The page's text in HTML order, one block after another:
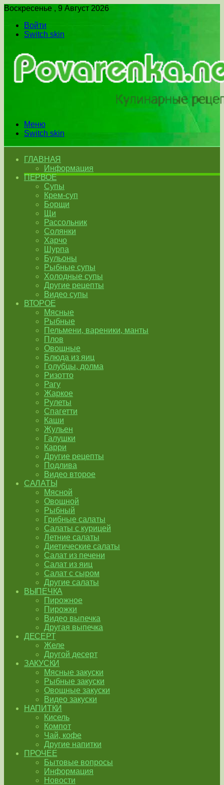
Воскресенье , 9 Август 2026
Войти
Switch skin
Меню
Switch skin
ГЛАВНАЯ
Информация
ПЕРВОЕ
Супы
Крем-суп
Борщи
Щи
Рассольник
Солянки
Харчо
Шурпа
Бульоны
Рыбные супы
Холодные супы
Другие рецепты
Видео супы
ВТОРОЕ
Мясные
Рыбные
Пельмени, вареники, манты
Плов
Овощные
Блюда из яиц
Голубцы, долма
Ризотто
Рагу
Жаркое
Рулеты
Спагетти
Каши
Жульен
Галушки
Карри
Другие рецепты
Подлива
Видео второе
САЛАТЫ
Мясной
Овощной
Рыбный
Грибные салаты
Салаты с курицей
Летние салаты
Диетические салаты
Салат из печени
Салат из яиц
Салат с сыром
Другие салаты
ВЫПЕЧКА
Пирожное
Пирожки
Видео выпечка
Другая выпечка
ДЕСЕРТ
Желе
Другой десерт
ЗАКУСКИ
Мясные закуски
Рыбные закуски
Овощные закуски
Видео закуски
НАПИТКИ
Кисель
Компот
Чай, кофе
Другие напитки
ПРОЧЕЕ
Бытовые вопросы
Информация
Новости